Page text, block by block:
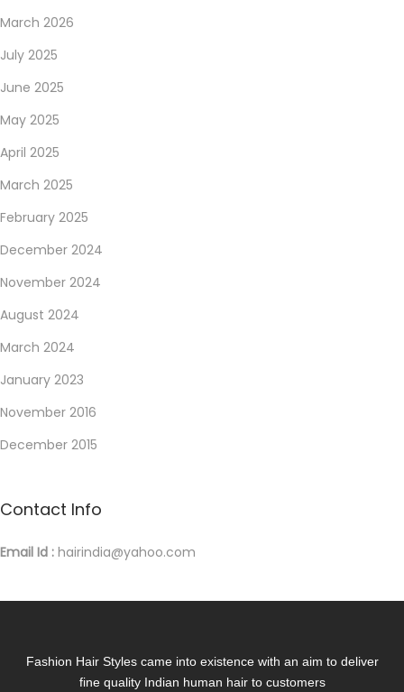
v
e
g
e
s
s
t
a
s
i
n
i
March 2026
July 2025
June 2025
May 2025
April 2025
March 2025
February 2025
December 2024
November 2024
August 2024
March 2024
January 2023
November 2016
December 2015
Contact Info
Email Id : hairindia@yahoo.com
Fashion Hair Styles came into existence with an aim to deliver
fine quality Indian human hair to customers